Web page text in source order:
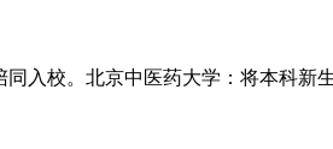
入校。北京中医药大学：将本科